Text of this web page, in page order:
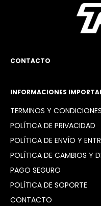
CONTACTO
Instagram:
INFORMACIONES
TÉRMINOS Y CONDICIONES
POLÍTICA DE PRIVACIDAD
POLÍTICA DE ENVÍO Y
POLÍTICA DE CAMBIOS Y
PAGO SEGURO
POLÍTICA DE SOPORTE
CONTACTO